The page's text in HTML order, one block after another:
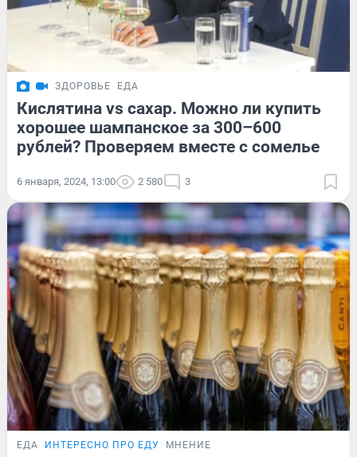
ЗДОРОВЬЕ ЕДА
Кислятина vs сахар. Можно ли купить
хорошее шампанское за 300–600
рублей? Проверяем вместе с сомелье
6 января, 2024, 13:00 2 580 3
ЕДА ИНТЕРЕСНО ПРО ЕДУ МНЕНИЕ